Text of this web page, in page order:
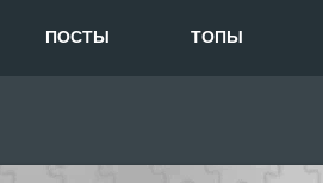
ПОСТЫ ТОПЫ